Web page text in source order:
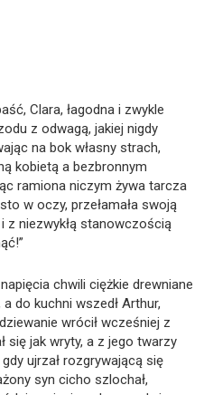
Clara, łagodna i zwykle
z odwagą, jakiej nigdy
na bok własny strach,
kobietą a bezbronnym
ramiona niczym żywa tarcza
w oczy, przełamała swoją
z niezwykłą stanowczością
chwili ciężkie drewniane
do kuchni wszedł Arthur,
wrócił wcześniej z
się jak wryty, a z jego twarzy
ujrzał rozgrywającą się
syn cicho szlochał,